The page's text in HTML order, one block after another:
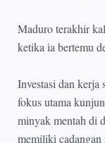
Maduro terakhir
ketika ia bertemu
Investasi dan kerja
fokus utama
minyak mentah di
memiliki cadangan